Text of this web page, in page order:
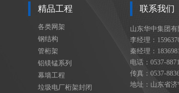
精品工程
各类网架
钢结构
管桁架
铝镁锰系列
幕墙工程
垃圾电厂桁架封闭
联系我们
山东华中集团有
李经理：
秦经理：
电话：0537-
传真：0537-
地址：山东省